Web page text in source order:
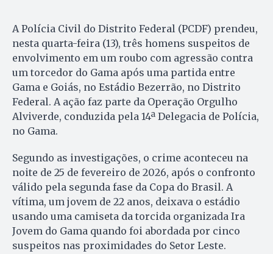
A Polícia Civil do Distrito Federal (PCDF) prendeu,
nesta quarta-feira (13), três homens suspeitos de
envolvimento em um roubo com agressão contra
um torcedor do Gama após uma partida entre
Gama e Goiás, no Estádio Bezerrão, no Distrito
Federal. A ação faz parte da Operação Orgulho
Alviverde, conduzida pela 14ª Delegacia de Polícia,
no Gama.
Segundo as investigações, o crime aconteceu na
noite de 25 de fevereiro de 2026, após o confronto
válido pela segunda fase da Copa do Brasil. A
vítima, um jovem de 22 anos, deixava o estádio
usando uma camiseta da torcida organizada Ira
Jovem do Gama quando foi abordada por cinco
suspeitos nas proximidades do Setor Leste.